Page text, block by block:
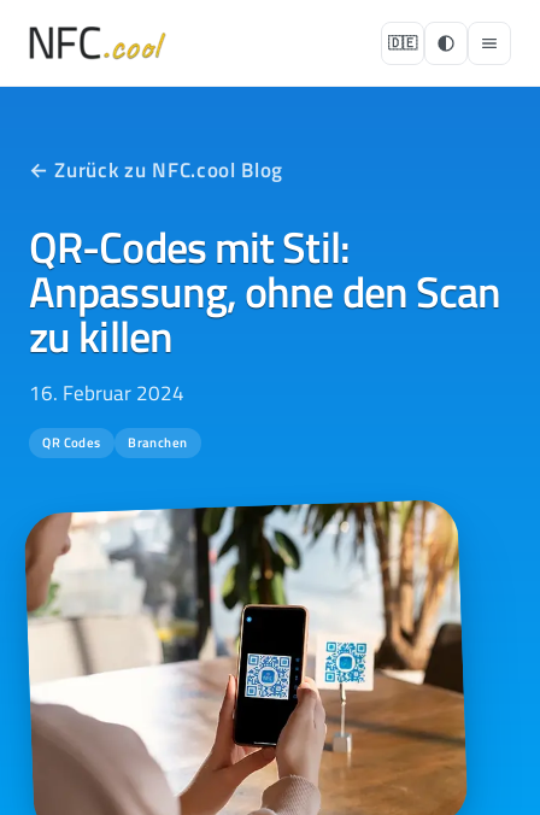
🇩🇪
← Zurück zu NFC.cool Blog
QR-Codes mit Stil:
Anpassung, ohne den Scan
zu killen
16. Februar 2024
QR Codes Branchen